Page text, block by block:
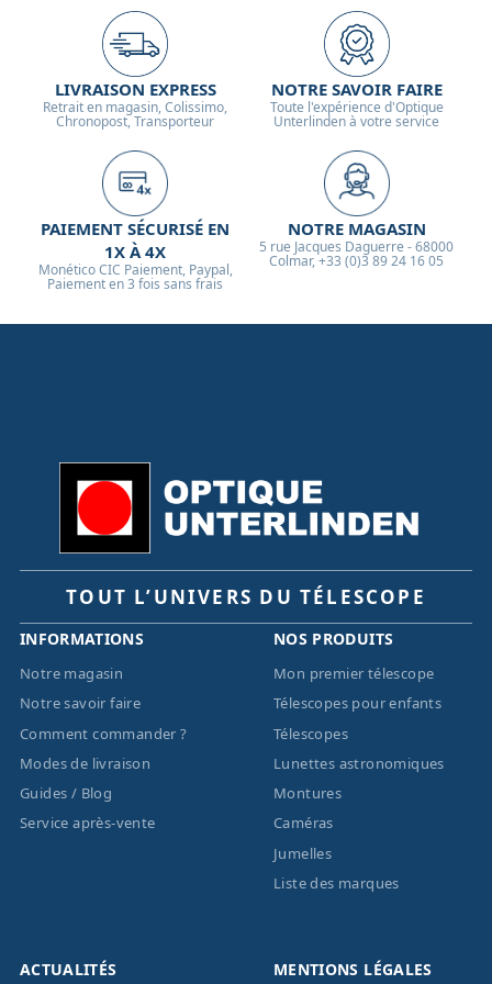
LIVRAISON EXPRESS
Retrait en magasin, Colissimo,
Chronopost, Transporteur
NOTRE SAVOIR FAIRE
Toute l'expérience d'Optique
Unterlinden à votre service
PAIEMENT SÉCURISÉ EN
1X À 4X
Monético CIC Paiement, Paypal,
Paiement en 3 fois sans frais
NOTRE MAGASIN
5 rue Jacques Daguerre - 68000
Colmar, +33 (0)3 89 24 16 05
TOUT L’UNIVERS DU TÉLESCOPE
INFORMATIONS
Notre magasin
Notre savoir faire
Comment commander ?
Modes de livraison
Guides / Blog
Service après-vente
NOS PRODUITS
Mon premier télescope
Télescopes pour enfants
Télescopes
Lunettes astronomiques
Montures
Caméras
Jumelles
Liste des marques
ACTUALITÉS MENTIONS LÉGALES